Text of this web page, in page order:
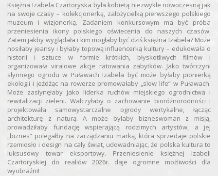
Księżna Izabela Czartoryska była kobietą niezwykle nowoczesną jak
na swoje czasy – kolekcjonerką, założycielką pierwszego polskiego
muzeum i wizjonerką. Zadaniem konkursowym ma być próba
przeniesienia ikony polskiego oświecenia do naszych czasów.
Zatem jakby wyglądała i kim mogłaby być dziś księżna Izabela? Może
nosiłaby jeansy i byłaby topową influencerką kultury – edukowała o
historii i sztuce w formie krótkich, błyskotliwych filmów i
organizowała viralowe akcje ratowania zabytków. Jako twórczyni
słynnego ogrodu w Puławach Izabela być może byłaby pionierką
ekologii i jeżdżąc na rowerze promowałaby „slow life” w Puławach.
Może zasłynęłaby jako liderka ruchów miejskiego ogrodnictwa i
rewitalizacji zieleni. Walczyłaby o zachowanie bioróżnorodności i
projektowała samowystarczalne ogrody wertykalne, łącząc
architekturę z naturą. A może byłaby bizneswoman z misją,
prowadziłaby fundację wspierającą rodzimych artystów, a jej
„biznes” polegałby na zarządzaniu marką, która sprzedaje polskie
rzemiosło i design na cały świat, udowadniając, że polska kultura to
luksusowy towar eksportowy. Przeniesienie księżnej Izabeli
Czartoryskiej do realiów 2026r. daje ogromne możliwości dla
wyobraźni!